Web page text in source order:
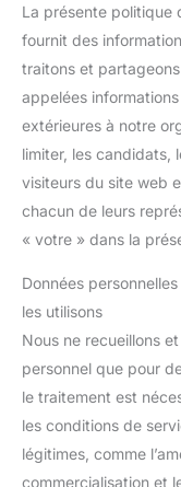
La présente politique
fournit des
traitons et
appelées
extérieures à notre
limiter, les candidats,
visiteurs du site web
chacun de leurs
« votre » dans la
Données
les utilisons
Nous ne recueillons
personnel que pour
le traitement est
les conditions de
légitimes, comme
commercialisation et